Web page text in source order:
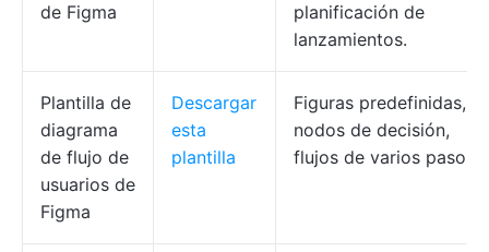
de Figma
planificación de
lanzamientos.
Plantilla de
diagrama
de flujo de
usuarios de
Figma
Descargar
esta
plantilla
Figuras predefinidas,
nodos de decisión,
flujos de varios pasos.